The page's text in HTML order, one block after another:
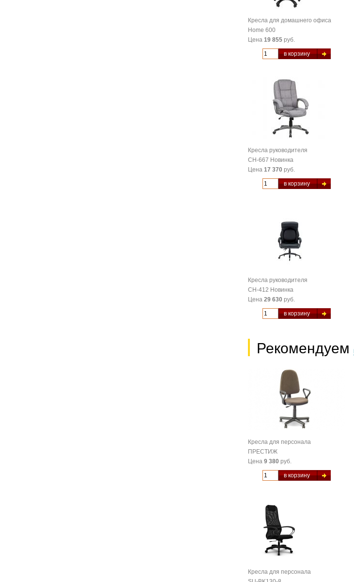
Кресла для домашнего офиса
Home 600
Цена 19 855 руб.
в корзину
Кресла руководителя
CH-667 Новинка
Цена 17 370 руб.
в корзину
Кресла руководителя
CH-412 Новинка
Цена 29 630 руб.
в корзину
Рекомендуем
Кресла для персонала
ПРЕСТИЖ
Цена 9 380 руб.
в корзину
Кресла для персонала